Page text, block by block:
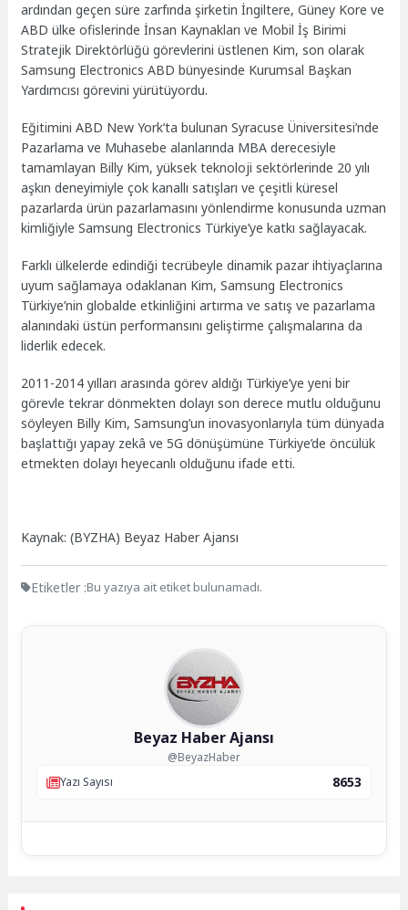
ardından geçen süre zarfında şirketin İngiltere, Güney Kore ve
ABD ülke ofislerinde İnsan Kaynakları ve Mobil İş Birimi
Stratejik Direktörlüğü görevlerini üstlenen Kim, son olarak
Samsung Electronics ABD bünyesinde Kurumsal Başkan
Yardımcısı görevini yürütüyordu.
Eğitimini ABD New York’ta bulunan Syracuse Üniversitesi’nde
Pazarlama ve Muhasebe alanlarında MBA derecesiyle
tamamlayan Billy Kim, yüksek teknoloji sektörlerinde 20 yılı
aşkın deneyimiyle çok kanallı satışları ve çeşitli küresel
pazarlarda ürün pazarlamasını yönlendirme konusunda uzman
kimliğiyle Samsung Electronics Türkiye’ye katkı sağlayacak.
Farklı ülkelerde edindiği tecrübeyle dinamik pazar ihtiyaçlarına
uyum sağlamaya odaklanan Kim, Samsung Electronics
Türkiye’nin globalde etkinliğini artırma ve satış ve pazarlama
alanındaki üstün performansını geliştirme çalışmalarına da
liderlik edecek.
2011-2014 yılları arasında görev aldığı Türkiye’ye yeni bir
görevle tekrar dönmekten dolayı son derece mutlu olduğunu
söyleyen Billy Kim, Samsung’un inovasyonlarıyla tüm dünyada
başlattığı yapay zekâ ve 5G dönüşümüne Türkiye’de öncülük
etmekten dolayı heyecanlı olduğunu ifade etti.
Kaynak: (BYZHA) Beyaz Haber Ajansı
Etiketler :Bu yazıya ait etiket bulunamadı.
Beyaz Haber Ajansı
@BeyazHaber
Yazı Sayısı
8653